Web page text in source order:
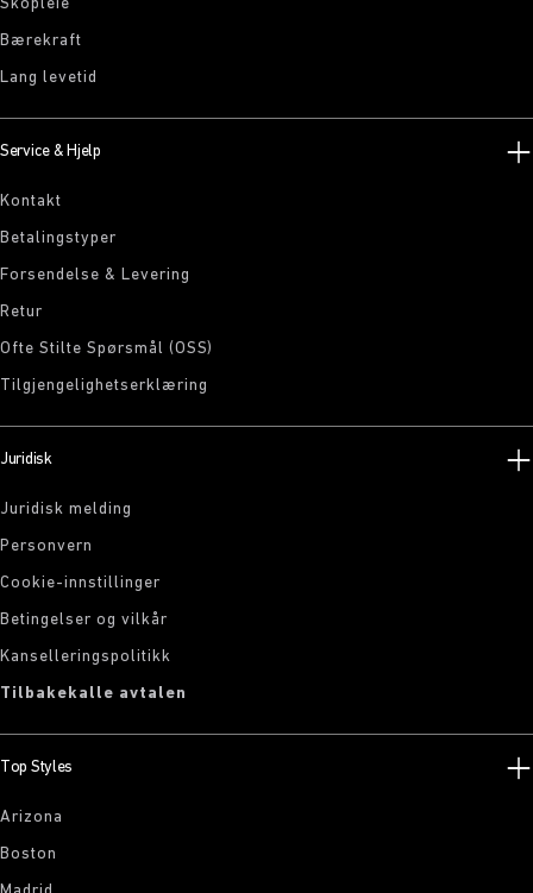
Skopleie
Bærekraft
Lang levetid
Service & Hjelp
Kontakt
Betalingstyper
Forsendelse & Levering
Retur
Ofte Stilte Spørsmål (OSS)
Tilgjengelighetserklæring
Juridisk
Juridisk melding
Personvern
Cookie-innstillinger
Betingelser og vilkår
Kanselleringspolitikk
Tilbakekalle avtalen
Top Styles
Arizona
Boston